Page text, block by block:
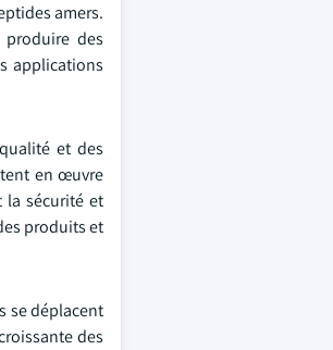
amers.
des
applications
et des
en œuvre
la sécurité et
produits et
se déplacent
des